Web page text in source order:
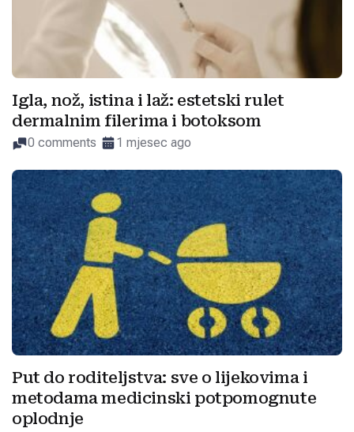
Igla, nož, istina i laž: estetski rulet
dermalnim filerima i botoksom
0 comments 1 mjesec ago
Put do roditeljstva: sve o lijekovima i
metodama medicinski potpomognute
oplodnje